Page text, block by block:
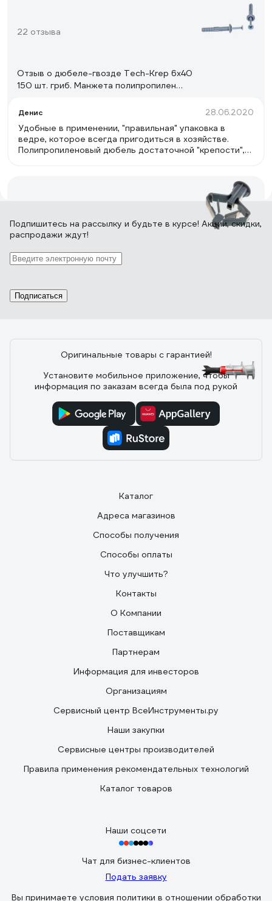
22 отзыва
Отзыв о дюбеле-гвозде Tech-Krep 6х40
150 шт. гриб. Манжета полипропилен
Денис 28.06.2020
Удобные в применении, "правильная" упаковка в
ведре, которое всегда пригодиться в хозяйстве.
Полипропиленовый дюбель достаточной "крепости",
Отзыв о дюбеле-анкере Tech-Krep
Максим Ц.
7 отзывов
Отзыв о самосверлящем дюбеле для
гипсокартона Fischer DUOBLADE (50 шт.)
Подпишитесь на рассылку и будьте в курсе! Акции, скидки,
распродажи ждут!
Подписаться
Оригинальные товары с гарантией!
Установите мобильное приложение, чтобы
информация по заказам всегда была под рукой
Каталог
Адреса магазинов
Способы получения
Способы оплаты
Что улучшить?
Контакты
О Компании
Поставщикам
Партнерам
Информация для инвесторов
Организациям
Сервисный центр ВсеИнструменты.ру
Наши закупки
Сервисные центры производителей
Правила применения рекомендательных технологий
Каталог товаров
Наши соцсети
Чат для бизнес-клиентов
Подать заявку
Вы принимаете условия политики в отношении обработки